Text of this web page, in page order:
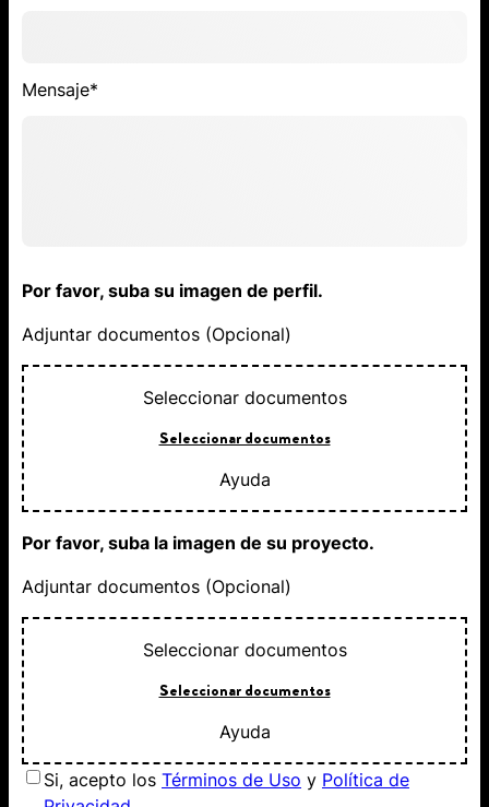
Mensaje*
Por favor, suba su imagen de perfil.
Adjuntar documentos (Opcional)
Seleccionar documentos
Seleccionar documentos
Ayuda
Por favor, suba la imagen de su proyecto.
Adjuntar documentos (Opcional)
Seleccionar documentos
Seleccionar documentos
Ayuda
Si, acepto los Términos de Uso y Política de